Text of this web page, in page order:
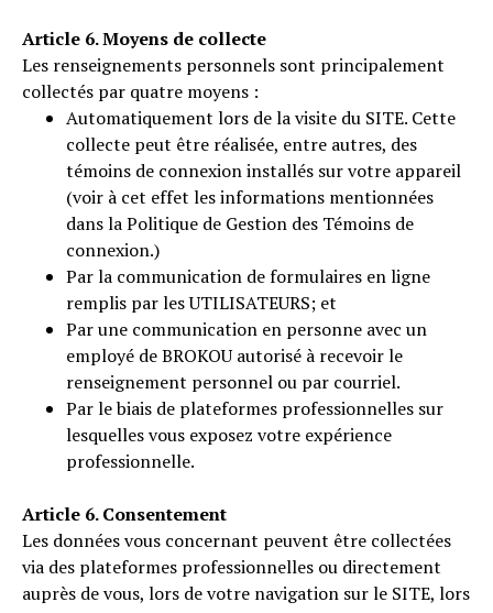
Article 6. Moyens de collecte
Les renseignements personnels sont principalement
collectés par quatre moyens :
Automatiquement lors de la visite du SITE. Cette
collecte peut être réalisée, entre autres, des
témoins de connexion installés sur votre appareil
(voir à cet effet les informations mentionnées
dans la Politique de Gestion des Témoins de
connexion.)
Par la communication de formulaires en ligne
remplis par les UTILISATEURS; et
Par une communication en personne avec un
employé de BROKOU autorisé à recevoir le
renseignement personnel ou par courriel.
Par le biais de plateformes professionnelles sur
lesquelles vous exposez votre expérience
professionnelle.
Article 6. Consentement
Les données vous concernant peuvent être collectées
via des plateformes professionnelles ou directement
auprès de vous, lors de votre navigation sur le SITE, lors